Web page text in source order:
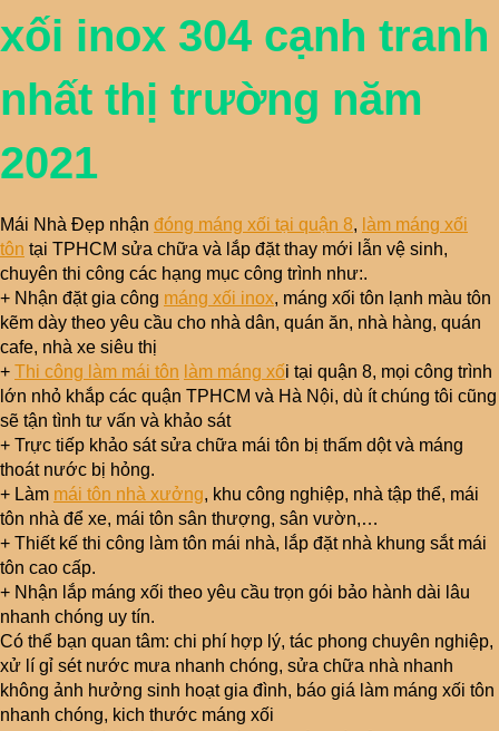
xối inox 304 cạnh tranh
nhất thị trường năm
2021
Mái Nhà Đẹp nhận đóng máng xối tại quận 8, làm máng xối
tôn tại TPHCM sửa chữa và lắp đặt thay mới lẫn vệ sinh,
chuyên thi công các hạng mục công trình như:.
+ Nhận đặt gia công máng xối inox, máng xối tôn lạnh màu tôn
kẽm dày theo yêu cầu cho nhà dân, quán ăn, nhà hàng, quán
cafe, nhà xe siêu thị
+ Thi công làm mái tôn làm máng xối tại quận 8, mọi công trình
lớn nhỏ khắp các quận TPHCM và Hà Nội, dù ít chúng tôi cũng
sẽ tận tình tư vấn và khảo sát
+ Trực tiếp khảo sát sửa chữa mái tôn bị thấm dột và máng
thoát nước bị hỏng.
+ Làm mái tôn nhà xưởng, khu công nghiệp, nhà tập thể, mái
tôn nhà để xe, mái tôn sân thượng, sân vườn,…
+ Thiết kế thi công làm tôn mái nhà, lắp đặt nhà khung sắt mái
tôn cao cấp.
+ Nhận lắp máng xối theo yêu cầu trọn gói bảo hành dài lâu
nhanh chóng uy tín.
Có thể bạn quan tâm: chi phí hợp lý, tác phong chuyên nghiệp,
xử lí gỉ sét nước mưa nhanh chóng, sửa chữa nhà nhanh
không ảnh hưởng sinh hoạt gia đình, báo giá làm máng xối tôn
nhanh chóng, kich thước máng xối